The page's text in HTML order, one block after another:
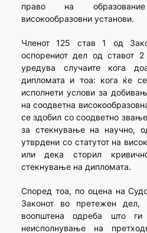
право на
високообразовни установи.
Членот 125 став 1 од
оспорениот дел од ставот
уредува случаите кога
дипломата и тоа: кога ќе
исполнети услови за
на соодветна
се здобил со соодветно
за стекнување на научно,
утврдени со статутот на
или дека сторил
стекнување на дипломата.
Според тоа, по оцена на
Законот во претежен дел,
воопштена одреба што
неисполнување на